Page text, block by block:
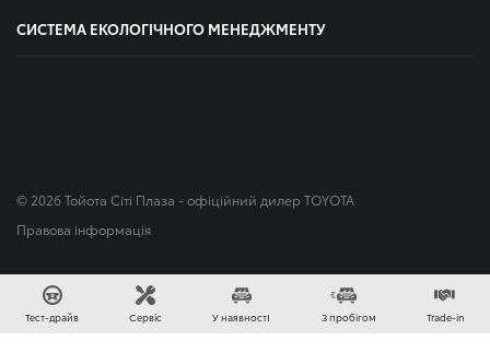
Тест-драйв Сервіс У наявностІ З пробігом Trade-in
СИСТЕМА ЕКОЛОГІЧНОГО МЕНЕДЖМЕНТУ
© 2026 Тойота Сіті Плаза - офіційний дилер TOYOTA
Правова інформація
Зроблено в